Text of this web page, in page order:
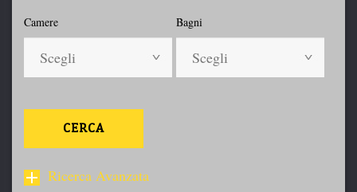
Camere
Scegli
Bagni
Scegli
CERCA
Ricerca Avanzata